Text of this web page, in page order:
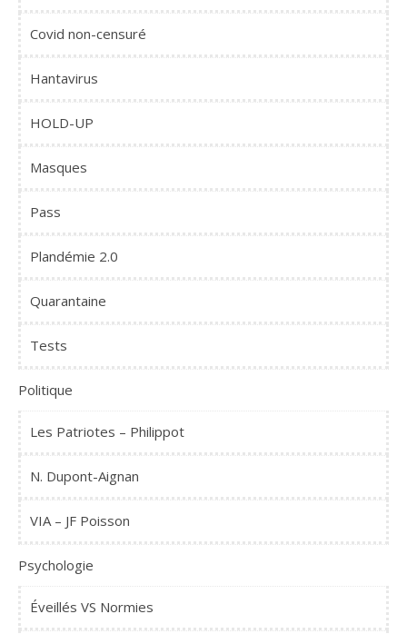
Covid non-censuré
Hantavirus
HOLD-UP
Masques
Pass
Plandémie 2.0
Quarantaine
Tests
Politique
Les Patriotes – Philippot
N. Dupont-Aignan
VIA – JF Poisson
Psychologie
Éveillés VS Normies